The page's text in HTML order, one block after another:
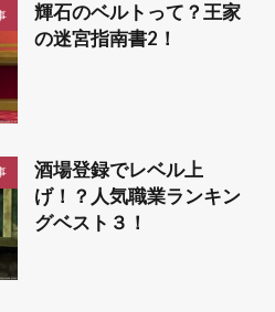
輝石のベルトって？王家
の迷宮指南書2！
酒場登録でレベル上
げ！？人気職業ランキン
グベスト３！